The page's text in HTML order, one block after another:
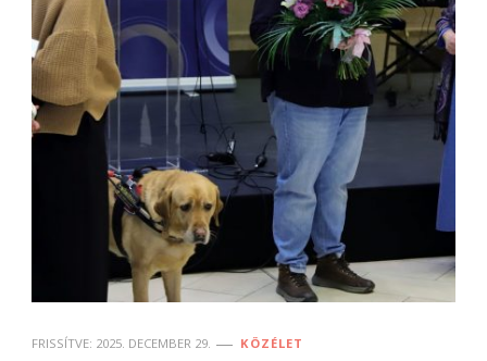
FRISSÍTVE: 2025. DECEMBER 29. KÖZÉLET